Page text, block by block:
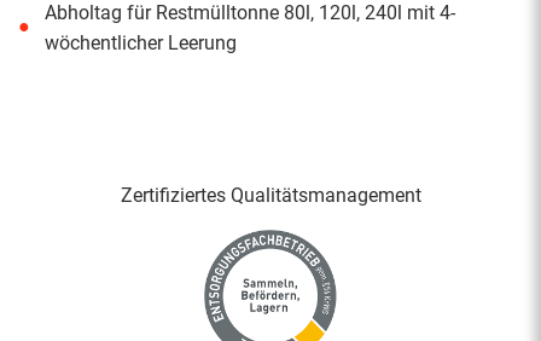
●
Abholtag für Restmülltonne 80l, 120l, 240l mit 4-
wöchentlicher Leerung
Zertifiziertes Qualitäts­management